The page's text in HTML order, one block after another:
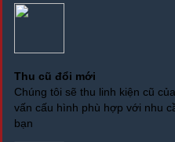
Thu cũ đổi mới
Chúng tôi sẽ thu linh kiện cũ
vấn cấu hình phù hợp với nhu
bạn